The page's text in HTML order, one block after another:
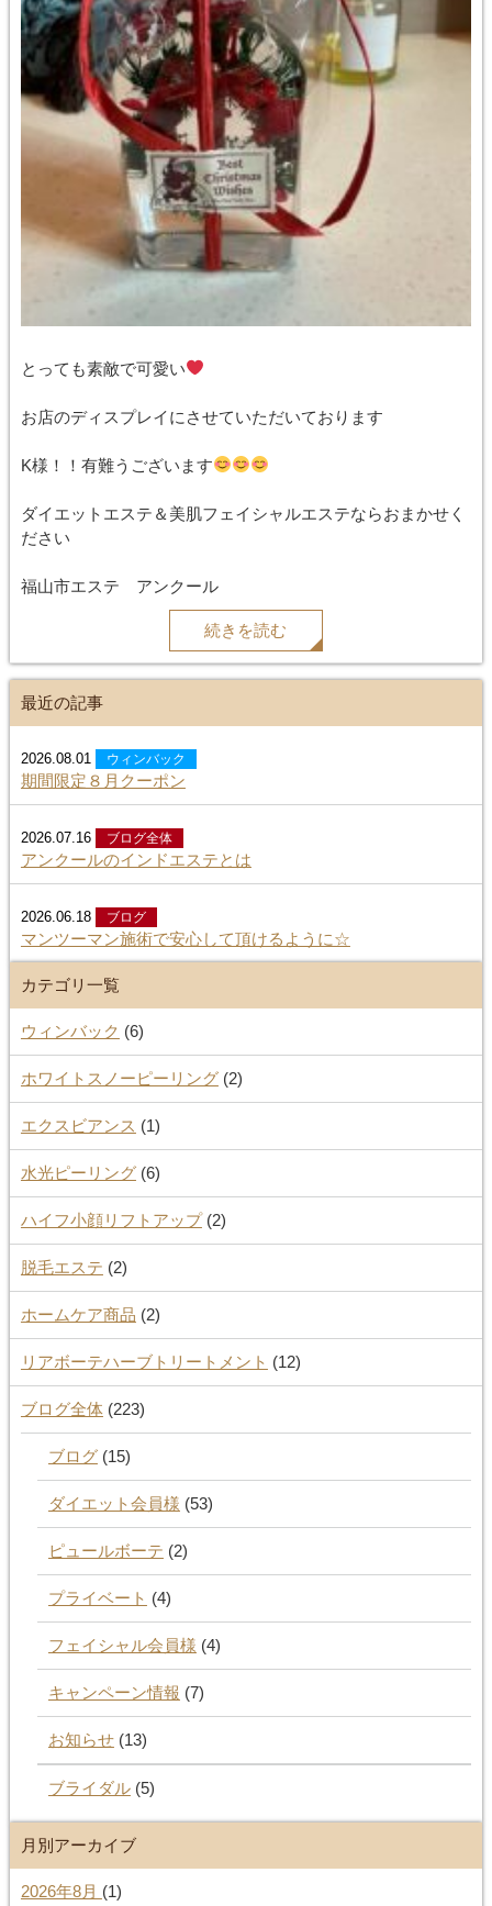
とっても素敵で可愛い
お店のディスプレイにさせていただいております
K様！！有難うございます
ダイエットエステ＆美肌フェイシャルエステならおまかせく
ださい
福山市エステ アンクール
続きを読む
最近の記事
2026.08.01 ウィンバック
期間限定８月クーポン
2026.07.16 ブログ全体
アンクールのインドエステとは
2026.06.18 ブログ
マンツーマン施術で安心して頂けるように☆
カテゴリ一覧
ウィンバック (6)
ホワイトスノーピーリング(2)
エクスビアンス (1)
水光ピーリング(6)
ハイフ小顔リフトアップ(2)
脱毛エステ (2)
ホームケア商品 (2)
リアボーテハーブトリートメント (12)
ブログ全体(223)
ブログ(15)
ダイエット会員様 (53)
ピュールボーテ (2)
プライベート (4)
フェイシャル会員様 (4)
キャンペーン情報 (7)
お知らせ(13)
ブライダル(5)
月別アーカイブ
2026年8月 (1)